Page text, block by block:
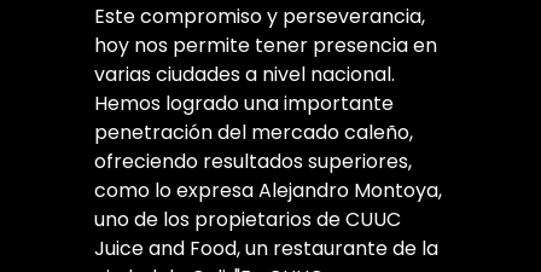
Este compromiso y perseverancia,
hoy nos permite tener presencia en
varias ciudades a nivel nacional.
Hemos logrado una importante
penetración del mercado caleño,
ofreciendo resultados superiores,
como lo expresa Alejandro Montoya,
uno de los propietarios de CUUC
Juice and Food, un restaurante de la